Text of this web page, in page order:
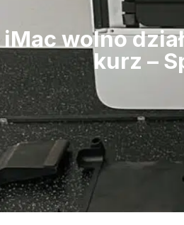
iMac wolno
kurz –